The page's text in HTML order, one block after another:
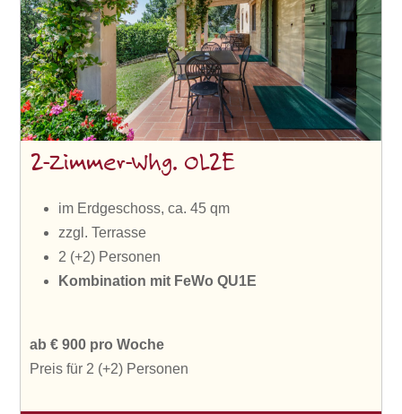
2-Zimmer-Whg. OL2E
im Erdgeschoss, ca. 45 qm
zzgl. Terrasse
2 (+2) Personen
Kombination mit FeWo QU1E
ab € 900 pro Woche
Preis für 2 (+2) Personen